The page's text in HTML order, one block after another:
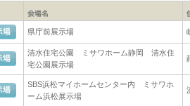
県庁前展示場
清水住宅公園 ミサワホーム静岡 清水住
宅公園展示場
SBS浜松マイホームセンター内 ミサワホ
ーム浜松展示場